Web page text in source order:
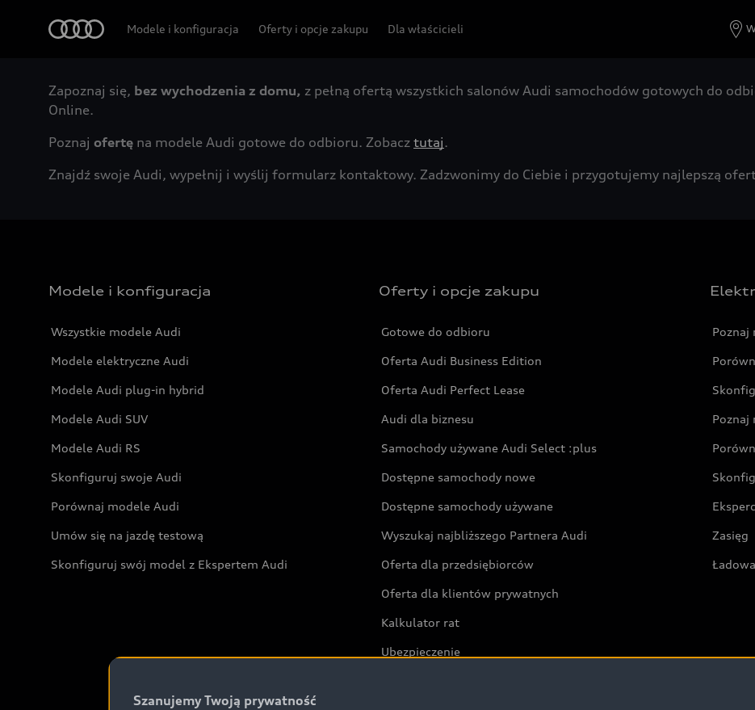
Modele i konfiguracja Oferty i opcje zakupu Dla właścicieli
Zapoznaj się, bez wychodzenia z domu, z pełną ofertą wszystkich salonów Audi samochodów gotowych do
Online.
Poznaj ofertę na modele Audi gotowe do odbioru. Zobacz tutaj.
Znajdź swoje Audi, wypełnij i wyślij formularz kontaktowy. Zadzwonimy do Ciebie i przygotujemy najlepszą
Modele i konfiguracja
Wszystkie modele Audi
Modele elektryczne Audi
Modele Audi plug-in hybrid
Modele Audi SUV
Modele Audi RS
Skonfiguruj swoje Audi
Porównaj modele Audi
Umów się na jazdę testową
Skonfiguruj swój model z Ekspertem Audi
Oferty i opcje zakupu
Gotowe do odbioru
Oferta Audi Business Edition
Oferta Audi Perfect Lease
Audi dla biznesu
Samochody używane Audi Select :plus
Dostępne samochody nowe
Dostępne samochody używane
Wyszukaj najbliższego Partnera Audi
Oferta dla przedsiębiorców
Oferta dla klientów prywatnych
Kalkulator rat
Ubezpieczenie
Poznaj
Poznaj
Zasięg
Szanujemy Twoją prywatność